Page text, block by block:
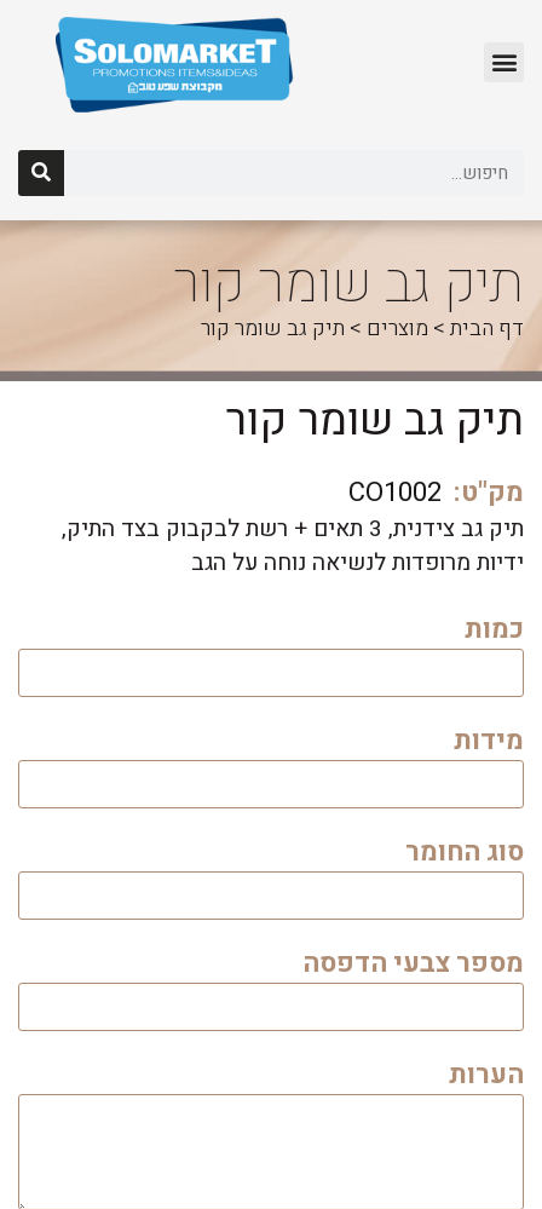
תיק גב שומר קור
דף הבית> מוצרים > תיק גב שומר קור
תיק גב שומר קור
מק"ט: CO1002
תיק גב צידנית, 3 תאים + רשת לבקבוק בצד התיק,
ידיות מרופדות לנשיאה נוחה על הגב
כמות
מידות
סוג החומר
מספר צבעי הדפסה
הערות